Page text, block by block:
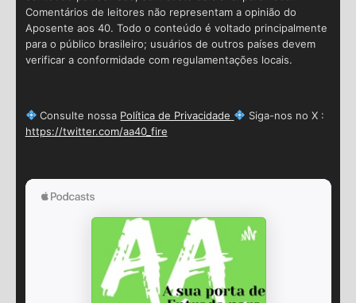
Comentários de leitores não representam a opinião do
Aposente aos 40. Todo o conteúdo é voltado principalmente
para o público brasileiro; usuários de outros países devem
verificar a conformidade com regulamentações locais.
Consulte nossa Política de Privacidade
Siga-nos no X :
https://twitter.com/aa40_fire